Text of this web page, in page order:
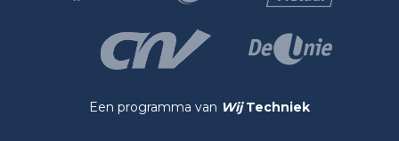
Een programma van Wij Techniek